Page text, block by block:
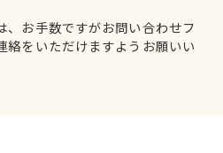
、お手数ですがお問い合わせフ
絡をいただけますようお願いい